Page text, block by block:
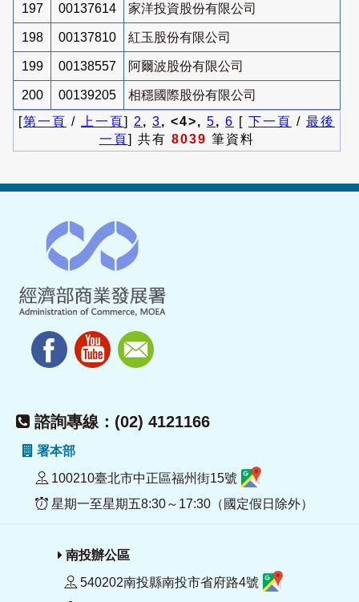
197 00137614 家洋投資股份有限公司
198 00137810 紅玉股份有限公司
199 00138557 阿爾波股份有限公司
200 00139205
相穩國際股份有限公司
[第一頁 / 上一頁] 2 , 3, <4>, 5, 6 [ 下一頁 / 最後
一頁] 共有 8039 筆資料
諮詢專線：(02) 4121166
署本部
100210臺北市中正區福州街15號
星期一至星期五8:30～17:30（國定假日除外）
南投辦公區
540202南投縣南投市省府路4號